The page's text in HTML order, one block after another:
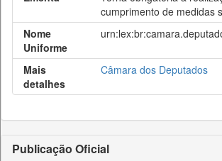
cumprimento de medidas
Nome
Uniforme
Mais
detalhes
Câmara dos Deputados
Publicação Oficial